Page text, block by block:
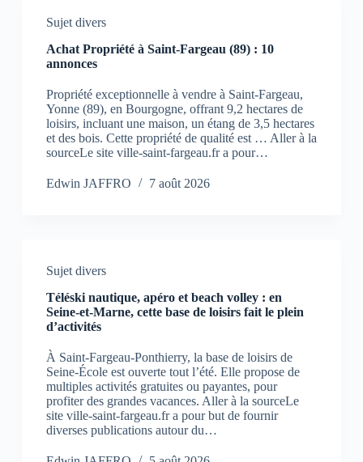
Sujet divers
Achat Propriété à Saint-Fargeau (89) : 10
annonces
Propriété exceptionnelle à vendre à Saint-Fargeau,
Yonne (89), en Bourgogne, offrant 9,2 hectares de
loisirs, incluant une maison, un étang de 3,5 hectares
et des bois. Cette propriété de qualité est … Aller à la
sourceLe site ville-saint-fargeau.fr a pour…
Edwin JAFFRO 7 août 2026
Sujet divers
Téléski nautique, apéro et beach volley : en
Seine-et-Marne, cette base de loisirs fait le plein
d’activités
À Saint-Fargeau-Ponthierry, la base de loisirs de
Seine-École est ouverte tout l’été. Elle propose de
multiples activités gratuites ou payantes, pour
profiter des grandes vacances. Aller à la sourceLe
site ville-saint-fargeau.fr a pour but de fournir
diverses publications autour du…